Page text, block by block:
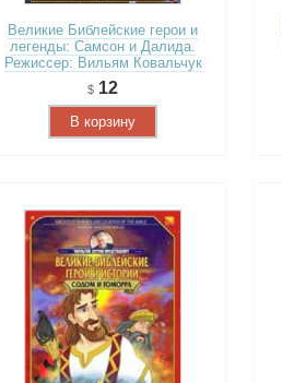
Великие Библейские герои и
легенды: Самсон и Далида.
Режиссер: Вильям Ковальчук
12
В корзину